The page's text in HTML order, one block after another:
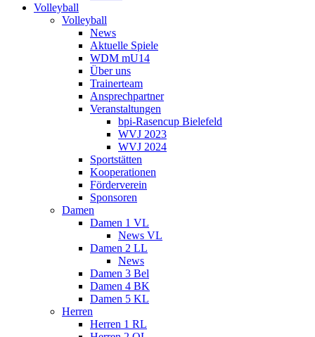
Volleyball
Volleyball
News
Aktuelle Spiele
WDM mU14
Über uns
Trainerteam
Ansprechpartner
Veranstaltungen
bpi-Rasencup Bielefeld
WVJ 2023
WVJ 2024
Sportstätten
Kooperationen
Förderverein
Sponsoren
Damen
Damen 1 VL
News VL
Damen 2 LL
News
Damen 3 Bel
Damen 4 BK
Damen 5 KL
Herren
Herren 1 RL